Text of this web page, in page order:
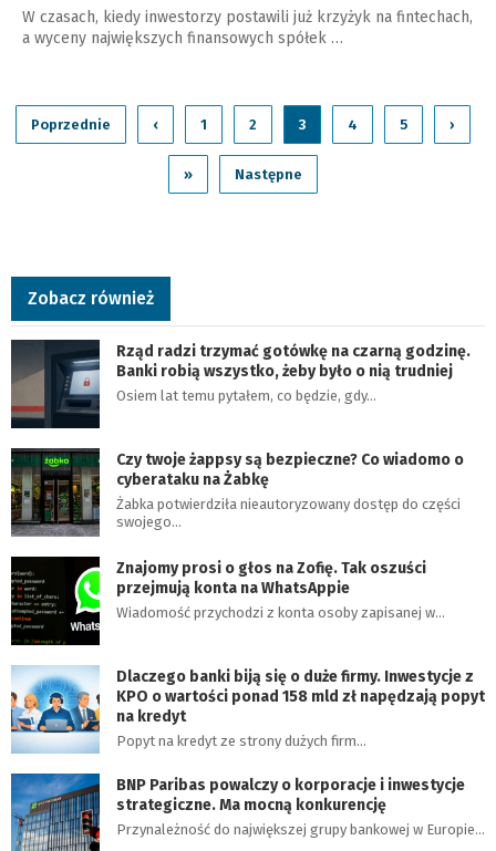
W czasach, kiedy inwestorzy postawili już krzyżyk na fintechach,
a wyceny największych finansowych spółek …
Poprzednie ‹ 1 2 3 4 5 ›
» Następne
Zobacz również
Rząd radzi trzymać gotówkę na czarną godzinę.
Banki robią wszystko, żeby było o nią trudniej
Osiem lat temu pytałem, co będzie, gdy…
Czy twoje żappsy są bezpieczne? Co wiadomo o
cyberataku na Żabkę
Żabka potwierdziła nieautoryzowany dostęp do części
swojego…
Znajomy prosi o głos na Zofię. Tak oszuści
przejmują konta na WhatsAppie
Wiadomość przychodzi z konta osoby zapisanej w…
Dlaczego banki biją się o duże firmy. Inwestycje z
KPO o wartości ponad 158 mld zł napędzają popyt
na kredyt
Popyt na kredyt ze strony dużych firm…
BNP Paribas powalczy o korporacje i inwestycje
strategiczne. Ma mocną konkurencję
Przynależność do największej grupy bankowej w Europie…